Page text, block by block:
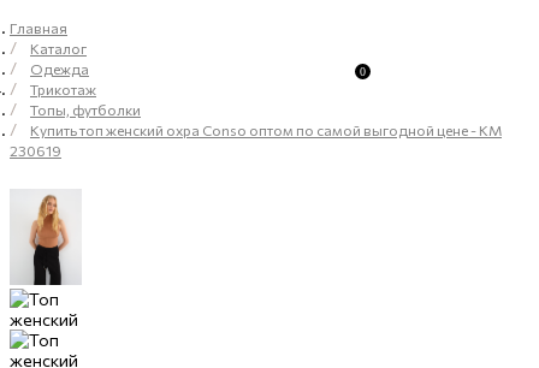
0
Главная
Каталог
Одежда
Трикотаж
Топы, футболки
Купить топ женский охра Conso оптом по самой выгодной цене - KM
230619